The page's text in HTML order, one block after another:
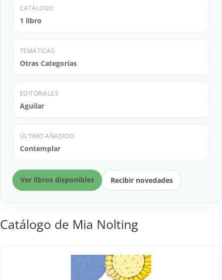
CATÁLOGO
1 libro
TEMÁTICAS
Otras Categorías
EDITORIALES
Aguilar
ÚLTIMO AÑADIDO
Contemplar
Ver libros disponibles Recibir novedades
Catálogo de Mia Nolting